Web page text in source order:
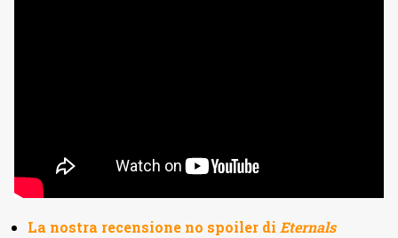
La nostra recensione no spoiler di Eternals